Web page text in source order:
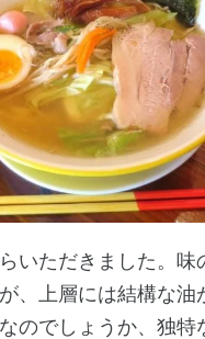
いただきました。味
、上層には結構な油
のでしょうか、独特